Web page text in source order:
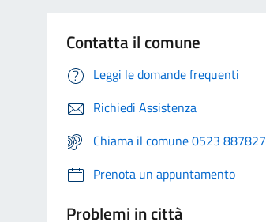
Contatta il comune
Leggi le domande frequenti
Richiedi Assistenza
Chiama il comune 0523 887827
Prenota un appuntamento
Problemi in città